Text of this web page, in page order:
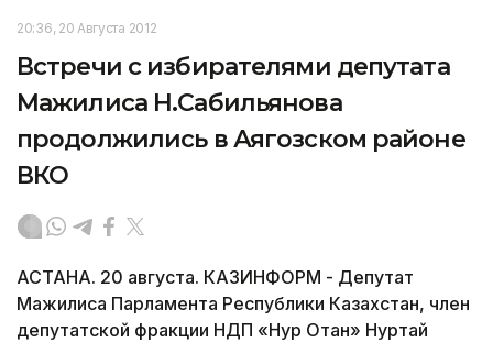
20:36, 20 Августа 2012
Встречи с избирателями депутата
Мажилиса Н.Сабильянова
продолжились в Аягозском районе
ВКО
АСТАНА. 20 августа. КАЗИНФОРМ - Депутат
Мажилиса Парламента Республики Казахстан, член
депутатской фракции НДП «Нур Отан» Нуртай